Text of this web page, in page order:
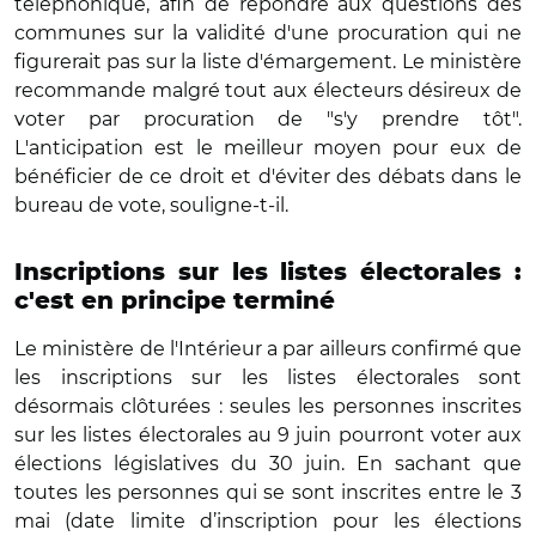
communes sur la validité d'une procuration qui ne
figurerait pas sur la liste d'émargement. Le ministère
recommande malgré tout aux électeurs désireux de
voter par procuration de "s'y prendre tôt".
L'anticipation est le meilleur moyen pour eux de
bénéficier de ce droit et d'éviter des débats dans le
bureau de vote, souligne-t-il.
Inscriptions sur les listes électorales :
c'est en principe terminé
Le ministère de l'Intérieur a par ailleurs confirmé que
les inscriptions sur les listes électorales sont
désormais clôturées : seules les personnes inscrites
sur les listes électorales au 9 juin pourront voter aux
élections législatives du 30 juin. En sachant que
toutes les personnes qui se sont inscrites entre le 3
mai (date limite d’inscription pour les élections